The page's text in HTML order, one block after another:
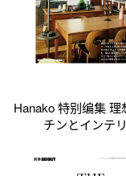
Hanako 特别编集 理
チンとインテ